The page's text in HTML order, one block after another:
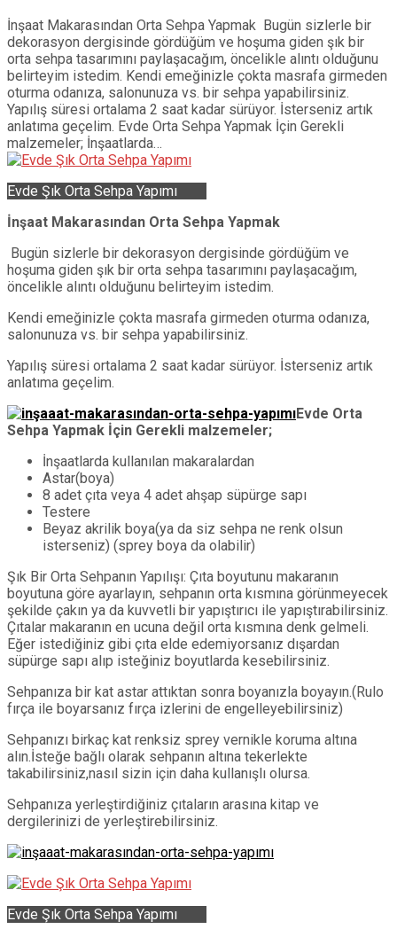
İnşaat Makarasından Orta Sehpa Yapmak Bugün sizlerle bir
dekorasyon dergisinde gördüğüm ve hoşuma giden şık bir
orta sehpa tasarımını paylaşacağım, öncelikle alıntı olduğunu
belirteyim istedim. Kendi emeğinizle çokta masrafa girmeden
oturma odanıza, salonunuza vs. bir sehpa yapabilirsiniz.
Yapılış süresi ortalama 2 saat kadar sürüyor. İsterseniz artık
anlatıma geçelim. Evde Orta Sehpa Yapmak İçin Gerekli
malzemeler; İnşaatlarda…
Evde Şık Orta Sehpa Yapımı
İnşaat Makarasından Orta Sehpa Yapmak
Bugün sizlerle bir dekorasyon dergisinde gördüğüm ve
hoşuma giden şık bir orta sehpa tasarımını paylaşacağım,
öncelikle alıntı olduğunu belirteyim istedim.
Kendi emeğinizle çokta masrafa girmeden oturma odanıza,
salonunuza vs. bir sehpa yapabilirsiniz.
Yapılış süresi ortalama 2 saat kadar sürüyor. İsterseniz artık
anlatıma geçelim.
Evde Orta
Sehpa Yapmak İçin Gerekli malzemeler;
İnşaatlarda kullanılan makaralardan
Astar(boya)
8 adet çıta veya 4 adet ahşap süpürge sapı
Testere
Beyaz akrilik boya(ya da siz sehpa ne renk olsun
isterseniz) (sprey boya da olabilir)
Şık Bir Orta Sehpanın Yapılışı: Çıta boyutunu makaranın
boyutuna göre ayarlayın, sehpanın orta kısmına görünmeyecek
şekilde çakın ya da kuvvetli bir yapıştırıcı ile yapıştırabilirsiniz.
Çıtalar makaranın en ucuna değil orta kısmına denk gelmeli.
Eğer istediğiniz gibi çıta elde edemiyorsanız dışardan
süpürge sapı alıp isteğiniz boyutlarda kesebilirsiniz.
Sehpanıza bir kat astar attıktan sonra boyanızla boyayın.(Rulo
fırça ile boyarsanız fırça izlerini de engelleyebilirsiniz)
Sehpanızı birkaç kat renksiz sprey vernikle koruma altına
alın.İsteğe bağlı olarak sehpanın altına tekerlekte
takabilirsiniz,nasıl sizin için daha kullanışlı olursa.
Sehpanıza yerleştirdiğiniz çıtaların arasına kitap ve
dergilerinizi de yerleştirebilirsiniz.
Evde Şık Orta Sehpa Yapımı